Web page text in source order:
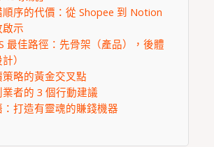
順序的代價：從 Shopee 到 Notion
啟示
最佳路徑：先骨架（產品），後體
）
策略的黃金交叉點
業者的 3 個行動建議
：打造有靈魂的賺錢機器